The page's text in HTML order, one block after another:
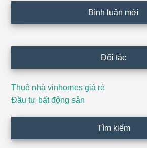
Bình luận mới
Đối tác
Thuê nhà vinhomes giá rẻ
Đầu tư bất động sản
Tìm kiếm